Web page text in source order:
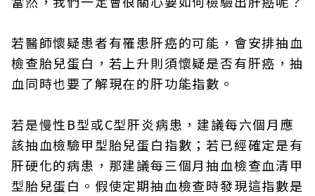
若醫師懷疑患者有罹患肝癌的可能，會安排抽血
檢查胎兒蛋白，若上升則須懷疑是否有肝癌，抽
血同時也要了解現在的肝功能指數。
若是慢性B型或C型肝炎病患，建議每六個月應
該抽血檢驗甲型胎兒蛋白指數；若已經確定是有
肝硬化的病患，那建議每三個月抽血檢查血清甲
型胎兒蛋白。假使定期抽血檢查時發現這指數是